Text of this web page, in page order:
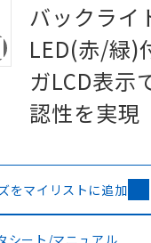
バックライ
LED(赤/緑)
ガLCD表示
認性を実現
をマイリストに追加
シート/マニュアル